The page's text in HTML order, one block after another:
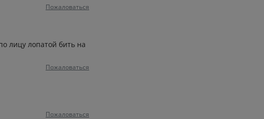
Пожаловаться
лицу лопатой бить на
Пожаловаться
Пожаловаться